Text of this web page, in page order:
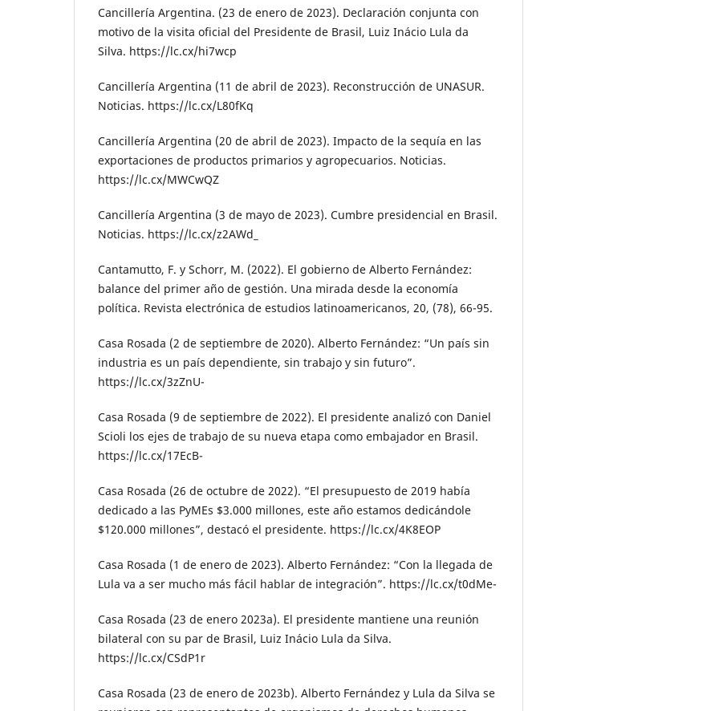
Cancillería Argentina. (23 de enero de 2023). Declaración conjunta con
motivo de la visita oficial del Presidente de Brasil, Luiz Inácio Lula da
Silva. https://lc.cx/hi7wcp
Cancillería Argentina (11 de abril de 2023). Reconstrucción de UNASUR.
Noticias. https://lc.cx/L80fKq
Cancillería Argentina (20 de abril de 2023). Impacto de la sequía en las
exportaciones de productos primarios y agropecuarios. Noticias.
https://lc.cx/MWCwQZ
Cancillería Argentina (3 de mayo de 2023). Cumbre presidencial en Brasil.
Noticias. https://lc.cx/z2AWd_
Cantamutto, F. y Schorr, M. (2022). El gobierno de Alberto Fernández:
balance del primer año de gestión. Una mirada desde la economía
política. Revista electrónica de estudios latinoamericanos, 20, (78), 66-95.
Casa Rosada (2 de septiembre de 2020). Alberto Fernández: “Un país sin
industria es un país dependiente, sin trabajo y sin futuro”.
https://lc.cx/3zZnU-
Casa Rosada (9 de septiembre de 2022). El presidente analizó con Daniel
Scioli los ejes de trabajo de su nueva etapa como embajador en Brasil.
https://lc.cx/17EcB-
Casa Rosada (26 de octubre de 2022). “El presupuesto de 2019 había
dedicado a las PyMEs $3.000 millones, este año estamos dedicándole
$120.000 millones”, destacó el presidente. https://lc.cx/4K8EOP
Casa Rosada (1 de enero de 2023). Alberto Fernández: “Con la llegada de
Lula va a ser mucho más fácil hablar de integración”. https://lc.cx/t0dMe-
Casa Rosada (23 de enero 2023a). El presidente mantiene una reunión
bilateral con su par de Brasil, Luiz Inácio Lula da Silva.
https://lc.cx/CSdP1r
Casa Rosada (23 de enero de 2023b). Alberto Fernández y Lula da Silva se